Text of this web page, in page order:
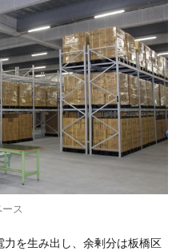
ス
を生み出し、余剰分は板橋区